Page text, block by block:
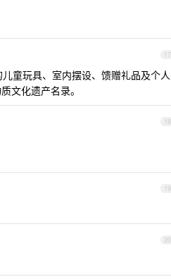
17
童玩具、室内摆设、馈赠礼品及个人
文化遗产名录。
18
19
20